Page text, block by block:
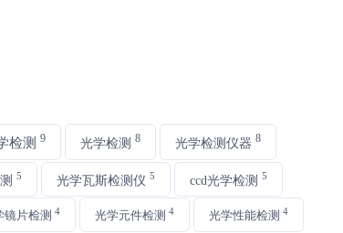
检测 9 光学检测 8 光学检测仪器 8
5 光学瓦斯检测仪 5 ccd光学检测 5
镜片检测 4 光学元件检测 4 光学性能检测 4